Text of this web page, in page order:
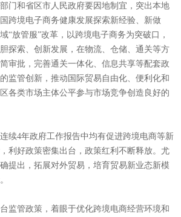
门和省区市人民政府要因地制宜，突出本地
跨境电子商务健康发展探索新经验、新做
“放管服”改革，以跨境电子商务为突破口，
探索、创新发展，在物流、仓储、通关等方
审批，完善通关一体化、信息共享等配套政
监管创新，推动国际贸易自由化、便利化和
各类市场主体公平参与市场竞争创造良好的
续4年政府工作报告中均有促进跨境电商等新
利好政策密集出台，政策红利不断释放。尤
提出，拓展对外贸易，培育贸易新业态新模
监管政策，着眼于优化跨境电商经营环境和